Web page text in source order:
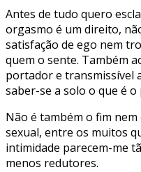
Antes de tudo quero
orgasmo é um direito,
satisfação de ego nem
quem o sente. Também
portador e transmissível
saber-se a solo o que é o
Não é também o fim
sexual, entre os muitos
intimidade parecem-me
menos redutores.